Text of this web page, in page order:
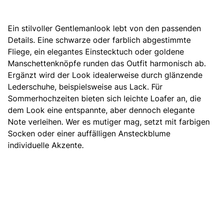
Ein stilvoller Gentlemanlook lebt von den passenden
Details. Eine schwarze oder farblich abgestimmte
Fliege, ein elegantes Einstecktuch oder goldene
Manschettenknöpfe runden das Outfit harmonisch ab.
Ergänzt wird der Look idealerweise durch glänzende
Lederschuhe, beispielsweise aus Lack. Für
Sommerhochzeiten bieten sich leichte Loafer an, die
dem Look eine entspannte, aber dennoch elegante
Note verleihen. Wer es mutiger mag, setzt mit farbigen
Socken oder einer auffälligen Ansteckblume
individuelle Akzente.